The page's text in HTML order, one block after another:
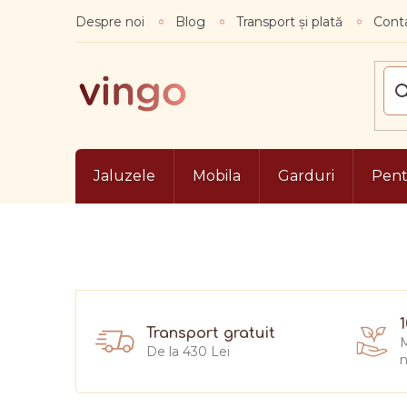
Despre noi Blog Transport și plată
Jaluzele Mobila Garduri
Transport gratuit
De la 430 Lei